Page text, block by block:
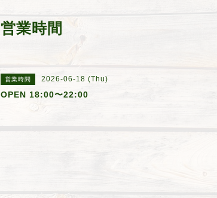
営業時間
営業時間 2026-06-18 (Thu)
OPEN 18:00〜22:00